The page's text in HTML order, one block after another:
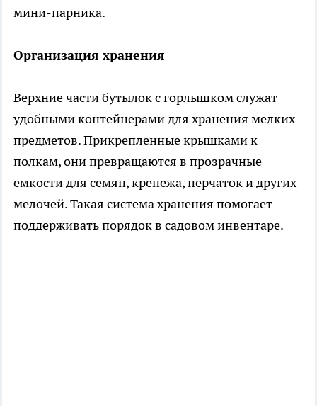
мини-парника.
Организация хранения
Верхние части бутылок с горлышком служат
удобными контейнерами для хранения мелких
предметов. Прикрепленные крышками к
полкам, они превращаются в прозрачные
емкости для семян, крепежа, перчаток и других
мелочей. Такая система хранения помогает
поддерживать порядок в садовом инвентаре.